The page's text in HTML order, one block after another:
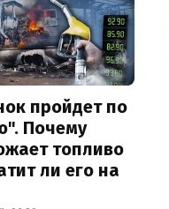
пройдет по
Почему
топливо
ли его на